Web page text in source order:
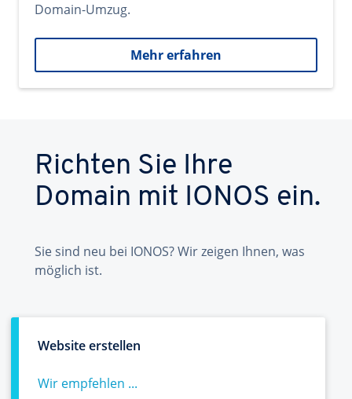
Domain-Umzug.
Mehr erfahren
Richten Sie Ihre
Domain mit IONOS ein.
Sie sind neu bei IONOS? Wir zeigen Ihnen, was
möglich ist.
Website erstellen
Wir empfehlen ...